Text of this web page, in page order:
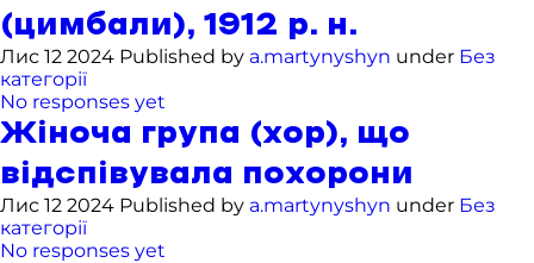
(цимбали), 1912 р. н.
Лис 12 2024 Published by a.martynyshyn under Без
категорії
No responses yet
Жіноча група (хор), що
відспівувала похорони
Лис 12 2024 Published by a.martynyshyn under Без
категорії
No responses yet